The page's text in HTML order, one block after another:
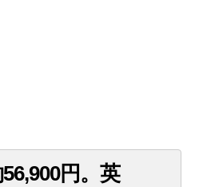
円。英